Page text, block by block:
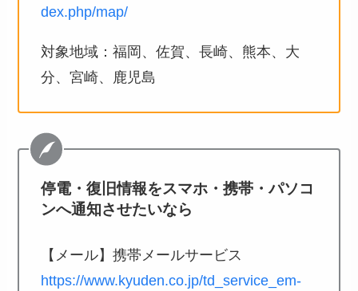
dex.php/map/
対象地域：福岡、佐賀、長崎、熊本、大
分、宮崎、鹿児島
停電・復旧情報をスマホ・携帯・パソコ
ンへ通知させたいなら
【メール】携帯メールサービス
https://www.kyuden.co.jp/td_service_em-